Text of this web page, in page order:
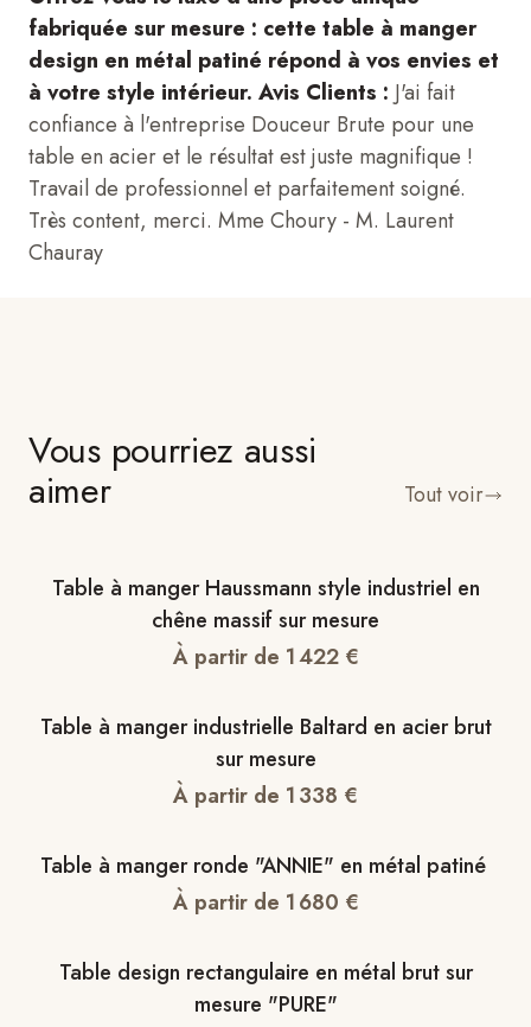
fabriquée sur mesure : cette table à manger
design en métal patiné répond à vos envies et
à votre style intérieur. Avis Clients : J'ai fait
confiance à l'entreprise Douceur Brute pour une
table en acier et le résultat est juste magnifique !
Travail de professionnel et parfaitement soigné.
Très content, merci. Mme Choury - M. Laurent
Chauray
Vous pourriez aussi
aimer Tout voir
Table à manger Haussmann style industriel en
chêne massif sur mesure
À partir de 1 422€
Table à manger industrielle Baltard en acier brut
sur mesure
À partir de 1 338 €
Table à manger ronde "ANNIE" en métal patiné
À partir de 1 680 €
Table design rectangulaire en métal brut sur
mesure "PURE"